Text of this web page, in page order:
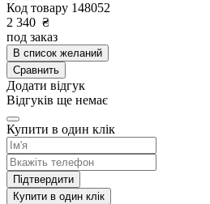
Код товару 148052
2 340 ₴
под заказ
В список желаний
Сравнить
Додати відгук
Відгуків ще немає
Купити в один клік
Підтвердити
Купити в один клік